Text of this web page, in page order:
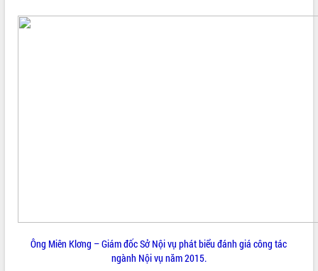
Ông Miên Klơng – Giám đốc Sở Nội vụ phát biểu đánh giá công tác
ngành Nội vụ năm 2015.